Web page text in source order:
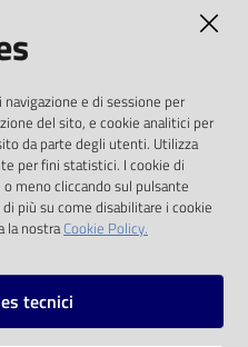
direttiva
d.lgs. 36/2006
e di sessione per
del sito, e cookie analitici per
da parte degli utenti. Utilizza
per fini statistici. I cookie di
meno cliccando sul pulsante
più su come disabilitare i cookie
la nostraCookie Policy.
tecnici